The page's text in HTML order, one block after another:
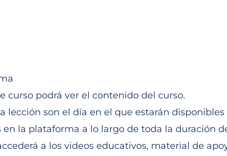
curso podrá ver el contenido del curso.
lección son el día en el que estarán
en la plataforma a lo largo de toda la duración
a los videos educativos, material de